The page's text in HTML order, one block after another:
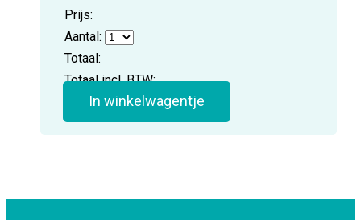
Prijs:
Aantal:
Totaal:
Totaal incl. BTW:
In winkelwagentje